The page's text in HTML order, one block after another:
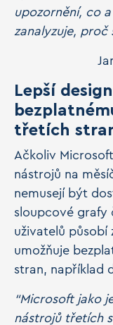
upozornění, co
zanalyzuje, proč
Lepší
třetích
Ačkoliv
nástrojů na
nemusejí být
sloupcové grafy
uživatelů působí
umožňuje
stran, například
“Microsoft jako
nástrojů třetích